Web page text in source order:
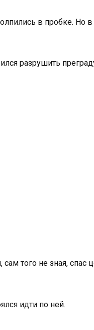
в пробке. Но
разрушить
того не зная,
идти по ней.